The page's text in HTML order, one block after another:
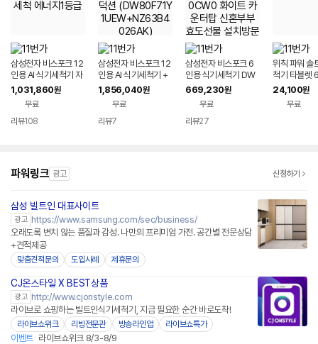
삼성전자 비스포크 12
인용 AI 식기세척기 자
동맞춤세척 에너지1등
급
1,031,860원
무료
리뷰108
삼성전자 비스포크 12
인용 AI 식기세척기 +
3구 인덕션 (DW80F
71Y1UEW+NZ63B
4026AK)
1,856,040원
무료
리뷰7
삼성전자 비스포크 6
인용 식기세척기 DW
30FB300CW0 화이
트 카운터탑 신혼부부
효도선물 설치방문지
원
669,230원
무료
리뷰27
위칙 파워 솔
척기 타블렛
24,100원
무료
파워링크 광고 신청하기
삼성 빌트인 대표사이트
광고 https://www.samsung.com/sec/business/
오래도록 변치 않는 품질과 감성. 나만의 프리미엄 가전. 공간별 전문상담
+견적제공
맞춤견적문의 도입사례 제휴문의
CJ온스타일 X BEST상품
광고 http://www.cjonstyle.com
라이브로 쇼핑하는 빌트인식기세척기, 지금 필요한 순간 바로도착!
라이브쇼위크 리빙전문관 방송라인업 라이브쇼특가
이벤트 라이브쇼위크 8/3-8/9